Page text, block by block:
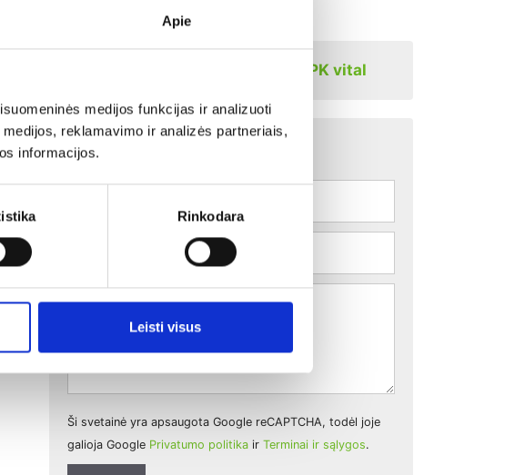
Apie
medijos funkcijas ir analizuoti
reklamavimo ir analizės partneriais,
informacijos.
Rinkodara
Leisti visus
Gamintojo lapas Optima Leaf-NPK vital
Susisiekite
Ši svetainė yra apsaugota Google reCAPTCHA, todėl joje
galioja Google Privatumo politika ir Terminai ir sąlygos.